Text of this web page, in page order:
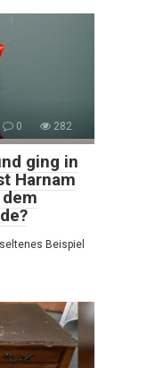
0 282
ging in
Harnam
Beispiel